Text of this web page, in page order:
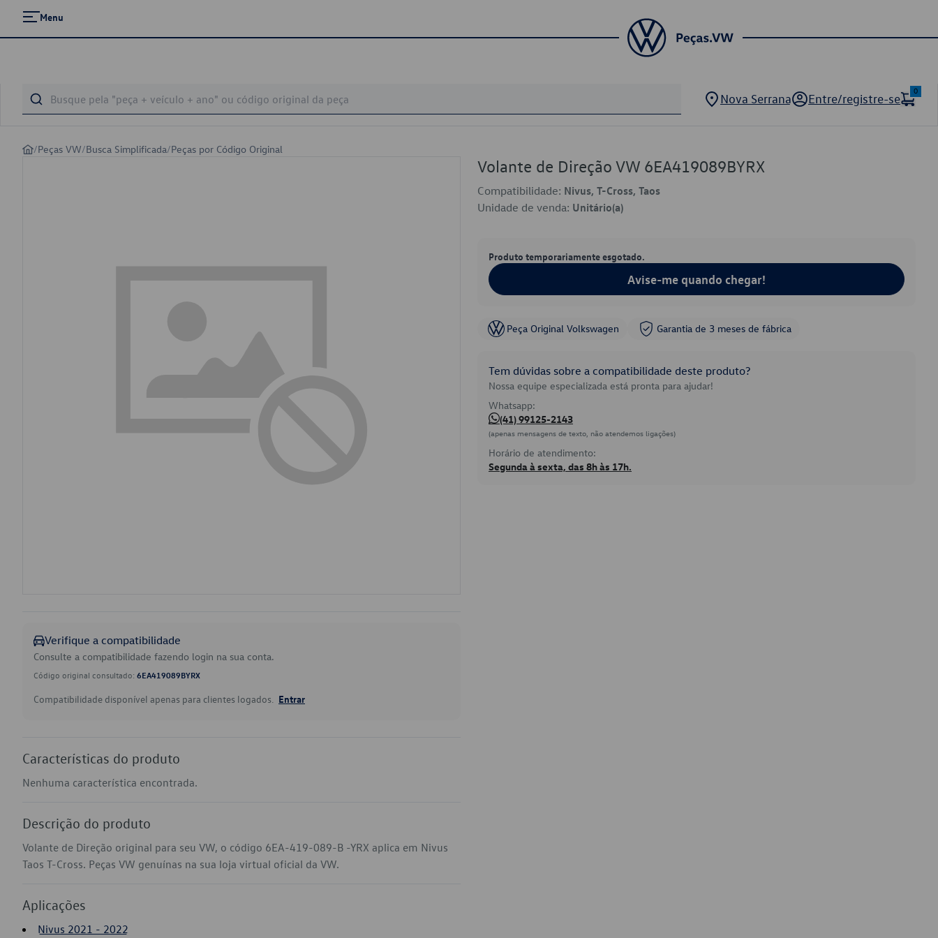
Menu
Nova Serrana Entre/registre-se
0
/Peças VW/Busca Simplificada/Peças por Código Original
Verifique a compatibilidade
Consulte a compatibilidade fazendo login na sua conta.
Código original consultado: 6EA419089BYRX
Compatibilidade disponível apenas para clientes logados. Entrar
Características do produto
Nenhuma característica encontrada.
Descrição do produto
Volante de Direção original para seu VW, o código 6EA-419-089-B -YRX aplica em Nivus
Taos T-Cross. Peças VW genuínas na sua loja virtual oficial da VW.
Aplicações
Nivus 2021 - 2022
Volante de Direção VW 6EA419089BYRX
Compatibilidade: Nivus, T-Cross, Taos
Unidade de venda: Unitário(a)
Produto temporariamente esgotado.
Avise-me quando chegar!
Peça Original Volkswagen Garantia de 3 meses de fábrica
Tem dúvidas sobre a compatibilidade deste produto?
Nossa equipe especializada está pronta para ajudar!
Whatsapp:
(41) 99125-2143
(apenas mensagens de texto, não atendemos ligações)
Horário de atendimento:
Segunda à sexta, das 8h às 17h.